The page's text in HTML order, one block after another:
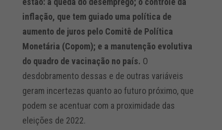
inflação, que tem guiado uma política de
aumento de juros pelo Comitê de Política
Monetária (Copom); e a manutenção evolutiva
do quadro de vacinação no país. O
desdobramento dessas e de outras variáveis
geram incertezas quanto ao futuro próximo, que
podem se acentuar com a proximidade das
eleições de 2022.